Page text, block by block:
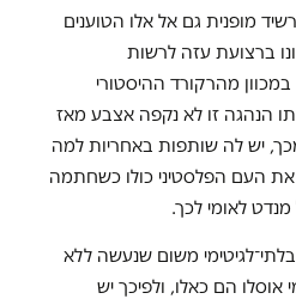
מופנית גם אל אלו הטוענים
ברצועת עזה לרשות
מהרקורד ההיסטורי
הנהגה זו לא נקפה אצבע מאז
יש לה שותפות באחריות למה
העם הפלסטיני כולו כשחתמה
לאומי לכך.
משום שנעשה ללא
אוסלו הם כאלו, ולפיכך יש